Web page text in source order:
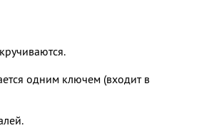
одним ключем (входит в